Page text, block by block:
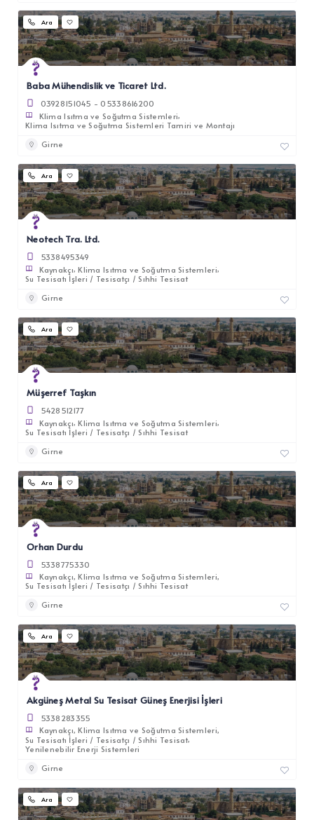
Ara
Baba Mühendislik ve Ticaret Ltd.
03928151045 - 05338616200
Klima Isıtma ve Soğutma Sistemleri
Klima Isıtma ve Soğutma Sistemleri Tamiri ve Montajı
Girne
Ara
Neotech Tra. Ltd.
5338495349
Kaynakçı Klima Isıtma ve Soğutma Sistemleri
Su Tesisatı İşleri / Tesisatçı / Sıhhi Tesisat
Girne
Ara
Müşerref Taşkın
5428512177
Kaynakçı Klima Isıtma ve Soğutma Sistemleri
Su Tesisatı İşleri / Tesisatçı / Sıhhi Tesisat
Girne
Ara
Orhan Durdu
5338775330
Kaynakçı Klima Isıtma ve Soğutma Sistemleri
Su Tesisatı İşleri / Tesisatçı / Sıhhi Tesisat
Girne
Ara
Akgüneş Metal Su Tesisat Güneş Enerjisi İşleri
5338283355
Kaynakçı Klima Isıtma ve Soğutma Sistemleri
Su Tesisatı İşleri / Tesisatçı / Sıhhi Tesisat
Yenilenebilir Enerji Sistemleri
Girne
Ara